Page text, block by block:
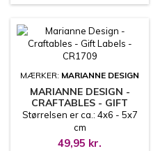
MÆRKER: MARIANNE DESIGN
MARIANNE DESIGN -
CRAFTABLES - GIFT
LABELS - CR1709
Størrelsen er ca.: 4x6 - 5x7
cm
49,95 kr.